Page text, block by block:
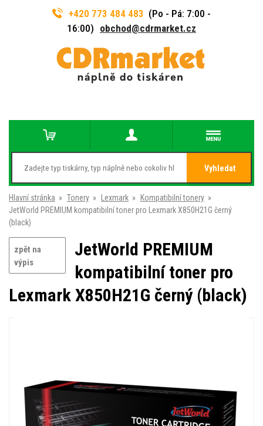
+420 773 484 483 (Po - Pá: 7:00 -
16:00) obchod@cdrmarket.cz
Vyhledat
Hlavní stránka » Tonery » Lexmark » Kompatibilní tonery »
JetWorld PREMIUM kompatibilní toner pro Lexmark X850H21G černý
(black)
zpět na
výpis
JetWorld PREMIUM
kompatibilní toner pro
Lexmark X850H21G černý (black)